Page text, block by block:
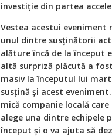
investiție din partea
Vestea acestui eveniment
unul dintre susținătorii
alăture încă de la început
altă surpriză plăcută a
masiv la începutul lui
susţină şi acest
mică companie locală
alege una dintre echipele
început şi o va ajuta să